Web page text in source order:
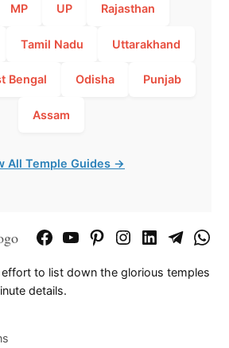
MP UP Rajasthan
Tamil Nadu Uttarakhand
Bengal Odisha Punjab
Assam
All Temple Guides →
FacebookYouTubePinterestInstagram
LinkedInTelegram
effort to list down the glorious temples
details.